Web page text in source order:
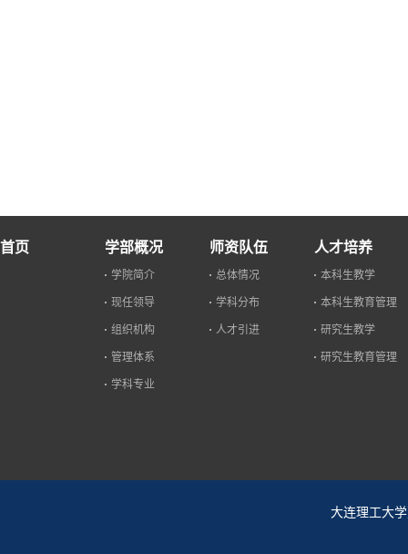
首页 学部概况
学院简介
现任领导
组织机构
管理体系
学科专业
师资队伍
总体情况
学科分布
人才引进
人才培养
本科生教学
本科生教育管理
研究生教学
研究生教育管理
大连理工大